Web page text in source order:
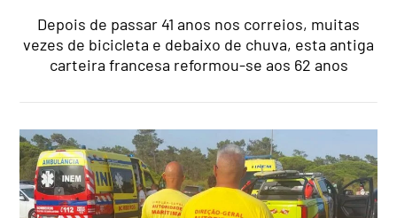
Depois de passar 41 anos nos correios, muitas
vezes de bicicleta e debaixo de chuva, esta antiga
carteira francesa reformou-se aos 62 anos